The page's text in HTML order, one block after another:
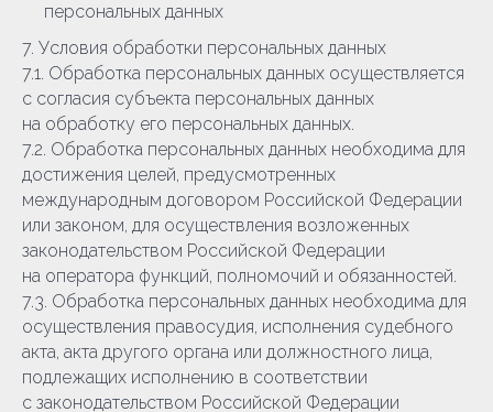
персональных данных
7. Условия обработки персональных данных
7.1. Обработка персональных данных осуществляется
с согласия субъекта персональных данных
на обработку его персональных данных.
7.2. Обработка персональных данных необходима для
достижения целей, предусмотренных
международным договором Российской Федерации
или законом, для осуществления возложенных
законодательством Российской Федерации
на оператора функций, полномочий и обязанностей.
7.3. Обработка персональных данных необходима для
осуществления правосудия, исполнения судебного
акта, акта другого органа или должностного лица,
подлежащих исполнению в соответствии
с законодательством Российской Федерации